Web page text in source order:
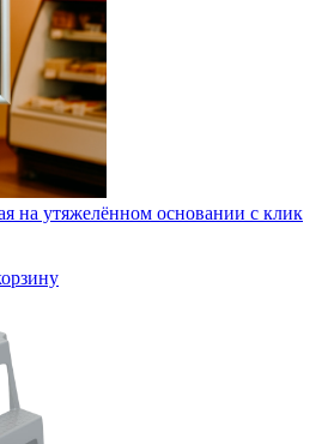
на утяжелённом основании с клик